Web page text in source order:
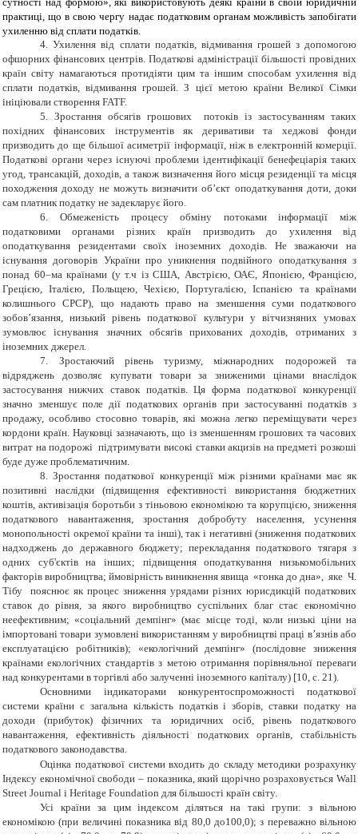
практиці, що в свою чергу надає податковим органам можливість запобігати
ухиленню від сплати податків.
4. Ухилення від сплати податків, відмивання грошей з допомогою
офшорних фінансових центрів. Податкові адміністрації більшості провідних
країн світу намагаються протидіяти цим та іншим способам ухилення від
сплати податків, відмивання грошей. З цієї метою країни Великої Сімки
ініціювали створення FATF.
5. Зростання обсягів грошових потоків із застосуванням таких
похідних фінансових інструментів як деривативи та хеджові фонди
призводить до ще більшої асиметрії інформації, ніж в електронній комерції.
Податкові органи через існуючі проблеми ідентифікації бенефеціарія таких
угод, трансакцій, доходів, а також визначення його місця резиденції та місця
походження доходу не можуть визначити об’єкт оподаткування доти, доки
сам платник податку не задекларує його.
6. Обмеженість процесу обміну потоками інформації між
податковими органами різних країн призводить до ухилення від
оподаткування резидентами своїх іноземних доходів. Не зважаючи на
існування договорів України про уникнення подвійного оподаткування з
понад 60–ма країнами (у т.ч із США, Австрією, ОАЄ, Японією, Францією,
Грецією, Італією, Польщею, Чехією, Португалією, Іспанією та країнами
колишнього СРСР), що надають право на зменшення суми податкового
зобов’язання, низький рівень податкової культури у вітчизняних умовах
зумовлює існування значних обсягів прихованих доходів, отриманих з
іноземних джерел.
7. Зростаючий рівень туризму, міжнародних подорожей та
відряджень дозволяє купувати товари за зниженими цінами внаслідок
застосування нижчих ставок податків. Ця форма податкової конкуренції
значно зменшує поле дії податкових органів при застосуванні податків з
продажу, особливо стосовно товарів, які можна легко переміщувати через
кордони країн. Науковці зазначають, що із зменшенням грошових та часових
витрат на подорожі підтримувати високі ставки акцизів на предметі розкоші
буде дуже проблематичним.
8. Зростання податкової конкуренції між різними країнами має як
позитивні наслідки (підвищення ефективності використання бюджетних
коштів, активізація боротьби з тіньовою економікою та корупцією, зниження
податкового навантаження, зростання добробуту населення, усунення
монопольності окремої країни та інші), так і негативні (зниження податкових
надходжень до державного бюджету; перекладання податкового тягаря з
одних суб'єктів на інших; підвищення оподаткування низькомобільних
факторів виробництва; ймовірність виникнення явища «гонка до дна», яке Ч.
Тібу пояснює як процес зниження урядами різних юрисдикцій податкових
ставок до рівня, за якого виробництво суспільних благ стає економічно
неефективним; «соціальний демпінг» (має місце тоді, коли низькі ціни на
імпортовані товари зумовлені використанням у виробництві праці в’язнів або
експлуатацією робітників); «екологічний демпінг» (послідовне зниження
країнами екологічних стандартів з метою отримання порівняльної переваги
над конкурентами в торгівлі або залученні іноземного капіталу) [10, с. 21).
Основними індикаторами конкурентоспроможності податкової
системи країни є загальна кількість податків і зборів, ставки податку на
доходи (прибуток) фізичних та юридичних осіб, рівень податкового
навантаження, ефективність діяльності податкових органів, стабільність
податкового законодавства.
Оцінка податкової системи входить до складу методики розрахунку
Індексу економічної свободи – показника, який щорічно розраховується Wall
Street Journal і Heritage Foundation для більшості країн світу.
Усі країни за цим індексом діляться на такі групи: з вільною
економікою (при величині показника від 80,0 до100,0); з переважно вільною